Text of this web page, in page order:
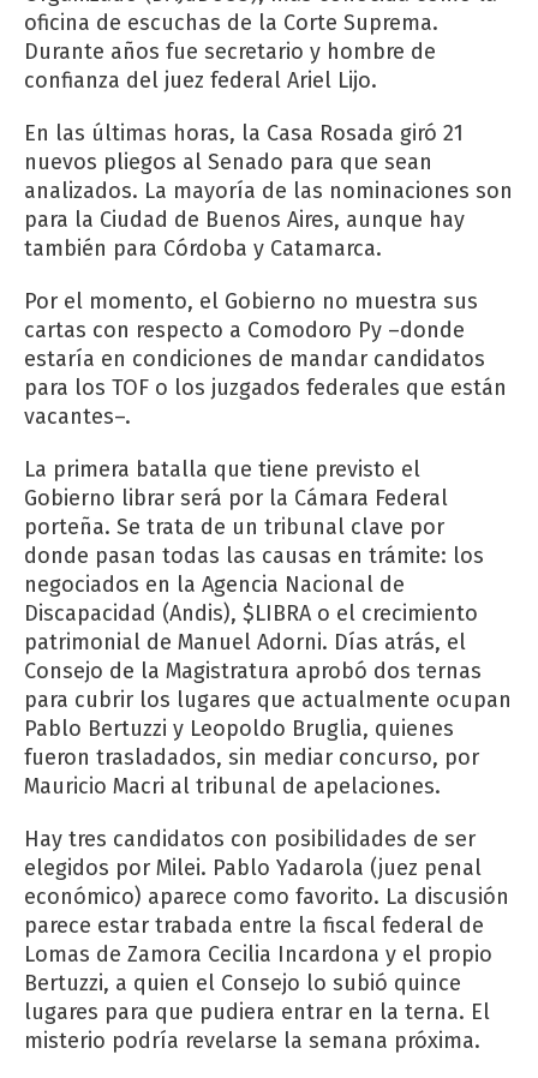
oficina de escuchas de la Corte Suprema.
Durante años fue secretario y hombre de
confianza del juez federal Ariel Lijo.
En las últimas horas, la Casa Rosada giró 21
nuevos pliegos al Senado para que sean
analizados. La mayoría de las nominaciones son
para la Ciudad de Buenos Aires, aunque hay
también para Córdoba y Catamarca.
Por el momento, el Gobierno no muestra sus
cartas con respecto a Comodoro Py –donde
estaría en condiciones de mandar candidatos
para los TOF o los juzgados federales que están
vacantes–.
La primera batalla que tiene previsto el
Gobierno librar será por la Cámara Federal
porteña. Se trata de un tribunal clave por
donde pasan todas las causas en trámite: los
negociados en la Agencia Nacional de
Discapacidad (Andis), $LIBRA o el crecimiento
patrimonial de Manuel Adorni. Días atrás, el
Consejo de la Magistratura aprobó dos ternas
para cubrir los lugares que actualmente ocupan
Pablo Bertuzzi y Leopoldo Bruglia, quienes
fueron trasladados, sin mediar concurso, por
Mauricio Macri al tribunal de apelaciones.
Hay tres candidatos con posibilidades de ser
elegidos por Milei. Pablo Yadarola (juez penal
económico) aparece como favorito. La discusión
parece estar trabada entre la fiscal federal de
Lomas de Zamora Cecilia Incardona y el propio
Bertuzzi, a quien el Consejo lo subió quince
lugares para que pudiera entrar en la terna. El
misterio podría revelarse la semana próxima.